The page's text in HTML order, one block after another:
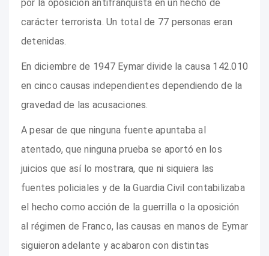
por la oposición antifranquista en un hecho de
carácter terrorista. Un total de 77 personas eran
detenidas.
En diciembre de 1947 Eymar divide la causa 142.010
en cinco causas independientes dependiendo de la
gravedad de las acusaciones.
A pesar de que ninguna fuente apuntaba al
atentado, que ninguna prueba se aportó en los
juicios que así lo mostrara, que ni siquiera las
fuentes policiales y de la Guardia Civil contabilizaba
el hecho como acción de la guerrilla o la oposición
al régimen de Franco, las causas en manos de Eymar
siguieron adelante y acabaron con distintas